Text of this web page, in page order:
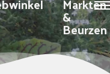
&
Beurzen